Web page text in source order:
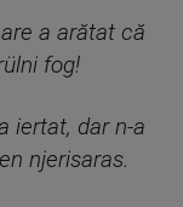
a arătat că
fog!
iertat, dar n-a
njerisaras.